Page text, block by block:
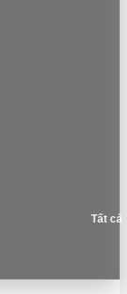
Tất cả